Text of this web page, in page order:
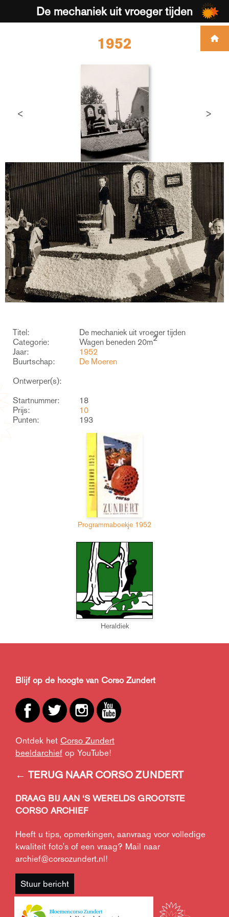
De mechaniek uit vroeger tijden
1952
< >
Titel:
De mechaniek uit vroeger tijden
Categorie:
Wagen beneden 20m2
Jaar:
1952
Buurtschap:
De Moeren
Ontwerper(s):
Startnummer:
18
Prijs:
10
Punten:
193
Programmaboekje 1952
Heraldiek
Blijf op de hoogte van Corso Zundert
Ontdek het Corso Zundert
beeldarchief op YouTube!
← TERUG NAAR CORSO ZUNDERT
DRAAG BIJ AAN ‘S WERELDS GROOTSTE
CORSO ARCHIEF
Heeft u tips, opmerkingen, aanvraag voor volledige
kwaliteit foto's of een vraag? Mail naar
archief@corsozundert.nl!
Stuur bericht